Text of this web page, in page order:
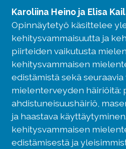
Karoliina Heino ja Elisa
Opinnäytetyö käsittelee
kehitysvammaisuutta ja
piirteiden vaikutusta
kehitysvammaisen
edistämistä sekä
mielenterveyden häiriöitä:
ahdistuneisuushäiriö,
ja haastava
kehitysvammaisen
edistämisestä ja